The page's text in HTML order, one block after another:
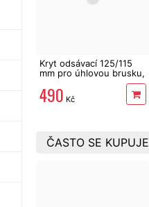
Kryt odsávací 125/115
mm pro úhlovou brusku,
490 Kč
ČASTO SE